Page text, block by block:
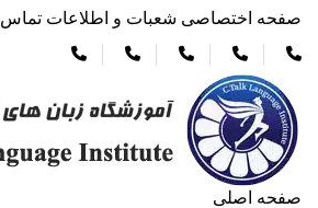
صفحه اختصاصی شعبات و اطلاعات تماس
صفحه اصلی